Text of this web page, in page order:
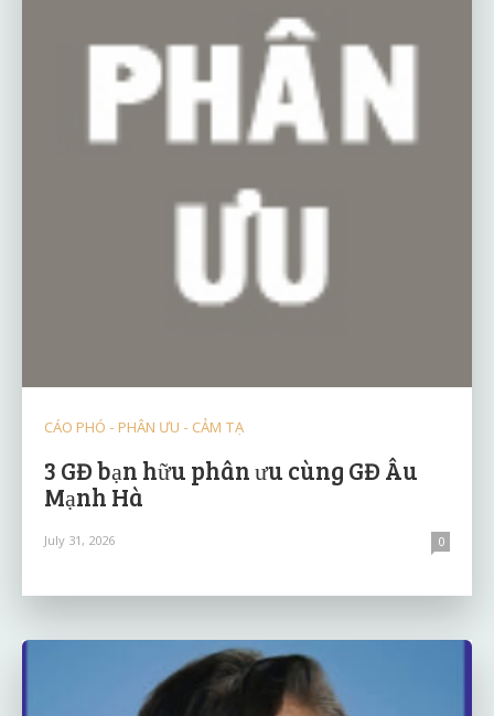
CÁO PHÓ - PHÂN ƯU - CẢM TẠ
3 GĐ bạn hữu phân ưu cùng GĐ Âu
Mạnh Hà
July 31, 2026 0